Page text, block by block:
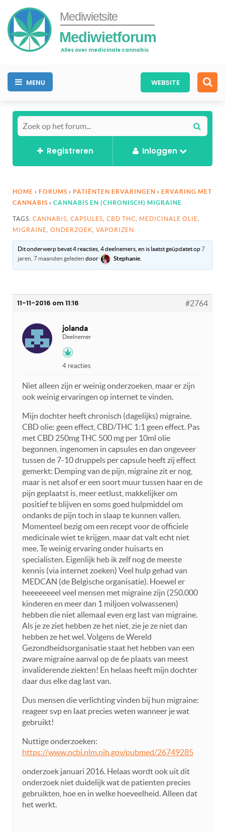
Mediwietsite
Mediwietforum
Alles over medicinale cannabis
MENU WEBSITE
Registreren Inloggen
HOME › FORUMS › PATIËNTEN ERVARINGEN › ERVARING MET
CANNABIS › CANNABIS EN (CHRONISCH) MIGRAINE
TAGS: CANNABIS CAPSULES CBD THC MEDICINALE OLIE
MIGRAINE
ONDERZOEK VAPORIZEN
Dit onderwerp bevat 4 reacties, 4 deelnemers, en is laatst geüpdatet op7
jaren, 7 maanden geleden door Stephanie
11-11-2016 om 11:16 #2764
jolanda
Deelnemer
4 reacties
Niet alleen zijn er weinig onderzoeken, maar er zijn
ook weinig ervaringen op internet te vinden.
Mijn dochter heeft chronisch (dagelijks) migraine.
CBD olie: geen effect, CBD/THC 1:1 geen effect. Pas
met CBD 250mg THC 500 mg per 10ml olie
begonnen, ingenomen in capsules en dan ongeveer
tussen de 7-10 druppels per capsule heeft zij effect
gemerkt: Demping van de pijn, migraine zit er nog,
maar is net alsof er een soort muur tussen haar en de
pijn geplaatst is, meer eetlust, makkelijker om
positief te blijven en soms goed hulpmiddel om
ondanks de pijn toch in slaap te kunnen vallen.
Momenteel bezig om een recept voor de officiele
medicinale wiet te krijgen, maar dat valt echt niet
mee. Te weinig ervaring onder huisarts en
specialisten. Eigenlijk heb ik zelf nog de meeste
kennis (via internet zoeken) Veel hulp gehad van
MEDCAN (de Belgische organisatie). Hoewel er
heeeeeeeel veel mensen met migraine zijn (250.000
kinderen en meer dan 1 miljoen volwassenen)
hebben die niet allemaal even erg last van migraine.
Als je ze ziet hebben ze het niet, zie je ze niet dan
hebben ze het wel. Volgens de Wereld
Gezondheidsorganisatie staat het hebben van een
zware migraine aanval op de 6e plaats van meest
invaliderende ziekten! En helaas heeft mijn dochter
daar dus elke dag last van.
Dus mensen die verlichting vinden bij hun migraine:
reageer svp en laat precies weten wanneer je wat
gebruikt!
Nuttige onderzoeken:
https://www.ncbi.nlm.nih.gov/pubmed/26749285
onderzoek januari 2016. Helaas wordt ook uit dit
onderzoek niet duidelijk wat de patienten precies
gebruikten, hoe en in welke hoeveelheid. Alleen dat
het werkt.